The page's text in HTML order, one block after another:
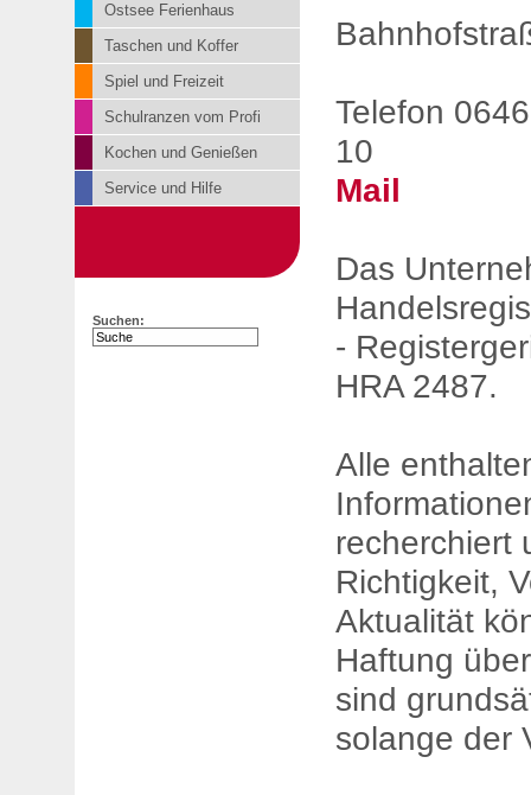
Ostsee Ferienhaus
Taschen und Koffer
Spiel und Freizeit
Schulranzen vom Profi
Kochen und Genießen
Service und Hilfe
Suchen:
Telefon
10
Mail
Das
-
HRA 2487.
Alle
recherchiert
Richtigkeit,
Aktualität
Haftung
sind
solange der